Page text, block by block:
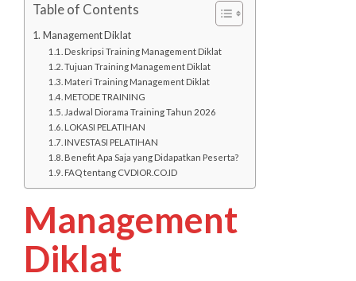
Table of Contents
Management Diklat
Deskripsi Training Management Diklat
Tujuan Training Management Diklat
Materi Training Management Diklat
METODE TRAINING
Jadwal Diorama Training Tahun 2026
LOKASI PELATIHAN
INVESTASI PELATIHAN
Benefit Apa Saja yang Didapatkan Peserta?
FAQ tentang CVDIOR.CO.ID
Management
Diklat